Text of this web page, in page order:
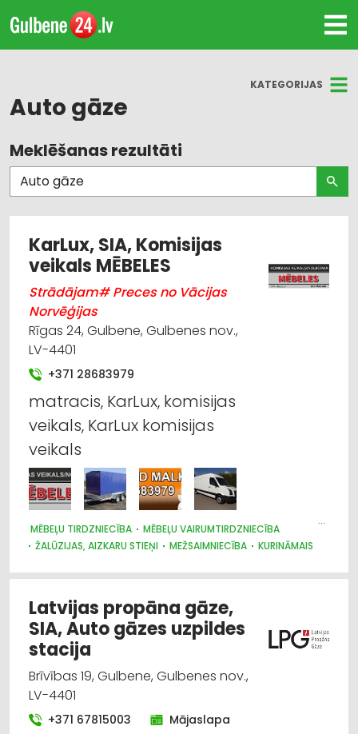
KATEGORIJAS
Auto gāze
Visas nozares
Ugunsdzēsības un ugunsaizsardzības līdzekļi
Auto gāze
Auto papildierīces un aksesuāri; navigācijas
sistēmas
Auto remonts, apkope
Auto rezerves daļu tirdzniecība
Gāzes ierīces
Auto rezerves daļu vairumtirdzniecība
Autoservisu aprīkojums
Gāzes apgāde
Meklēšanas rezultāti
KarLux, SIA, Komisijas
veikals MĒBELES
Strādājam# Preces no Vācijas
Norvēģijas
Rīgas 24, Gulbene, Gulbenes nov.,
LV-4401
+371 28683979
matracis, KarLux, komisijas
veikals, KarLux komisijas
veikals
MĒBEĻU TIRDZNIECĪBA
MĒBEĻU VAIRUMTIRDZNIECĪBA
ŽALŪZIJAS, AIZKARU STIEŅI
MEŽSAIMNIECĪBA
KURINĀMAIS
TAKSOMETRU PAKALPOJUMI
Latvijas propāna gāze,
SIA, Auto gāzes uzpildes
stacija
Brīvības 19, Gulbene, Gulbenes nov.,
LV-4401
+371 67815003 Mājaslapa